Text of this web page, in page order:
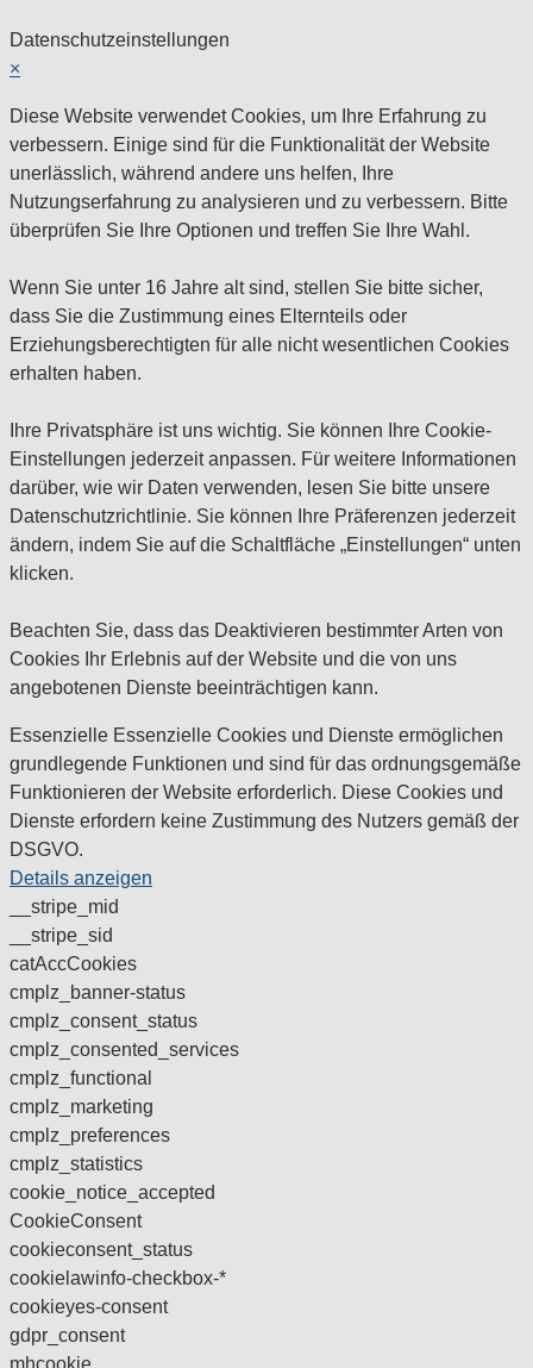
Datenschutzeinstellungen
×
Diese Website verwendet Cookies, um Ihre Erfahrung zu
verbessern. Einige sind für die Funktionalität der Website
unerlässlich, während andere uns helfen, Ihre
Nutzungserfahrung zu analysieren und zu verbessern. Bitte
überprüfen Sie Ihre Optionen und treffen Sie Ihre Wahl.
Wenn Sie unter 16 Jahre alt sind, stellen Sie bitte sicher,
dass Sie die Zustimmung eines Elternteils oder
Erziehungsberechtigten für alle nicht wesentlichen Cookies
erhalten haben.
Ihre Privatsphäre ist uns wichtig. Sie können Ihre Cookie-
Einstellungen jederzeit anpassen. Für weitere Informationen
darüber, wie wir Daten verwenden, lesen Sie bitte unsere
Datenschutzrichtlinie. Sie können Ihre Präferenzen jederzeit
ändern, indem Sie auf die Schaltfläche „Einstellungen“ unten
klicken.
Beachten Sie, dass das Deaktivieren bestimmter Arten von
Cookies Ihr Erlebnis auf der Website und die von uns
angebotenen Dienste beeinträchtigen kann.
Essenzielle Essenzielle Cookies und Dienste ermöglichen
grundlegende Funktionen und sind für das ordnungsgemäße
Funktionieren der Website erforderlich. Diese Cookies und
Dienste erfordern keine Zustimmung des Nutzers gemäß der
DSGVO.
Details anzeigen
__stripe_mid
__stripe_sid
catAccCookies
cmplz_banner-status
cmplz_consent_status
cmplz_consented_services
cmplz_functional
cmplz_marketing
cmplz_preferences
cmplz_statistics
cookie_notice_accepted
CookieConsent
cookieconsent_status
cookielawinfo-checkbox-*
cookieyes-consent
gdpr_consent